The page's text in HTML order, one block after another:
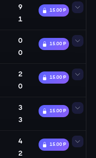
9
1
15.00 Ᵽ
0
0
15.00 Ᵽ
2
0
15.00 Ᵽ
3
3
15.00 Ᵽ
4
2
15.00 Ᵽ